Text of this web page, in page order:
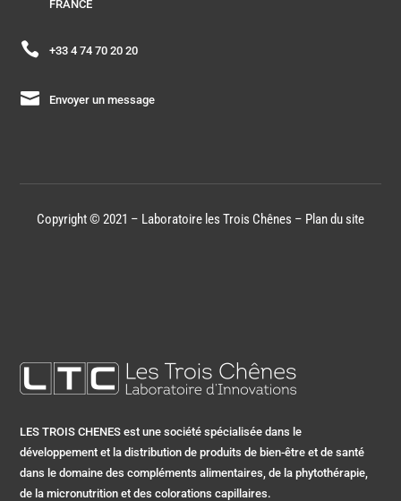
FRANCE
 +33 4 74 70 20 20
 Envoyer un message
Copyright © 2021 – Laboratoire les Trois Chênes – Plan du site
LES TROIS CHENES est une société spécialisée dans le
développement et la distribution de produits de bien-être et de santé
dans le domaine des compléments alimentaires, de la phytothérapie,
de la micronutrition et des colorations capillaires.